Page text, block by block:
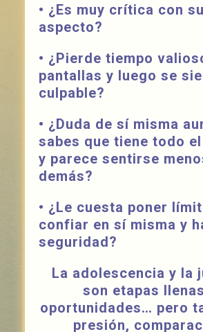
• ¿Es muy crítica con su
aspecto?
• ¿Pierde tiempo
pantallas y luego se
culpable?
• ¿Duda de sí misma
sabes que tiene todo
y parece sentirse
demás?
• ¿Le cuesta poner
confiar en sí misma y
seguridad?
La adolescencia y la
son etapas
oportunidades… pero
presión,